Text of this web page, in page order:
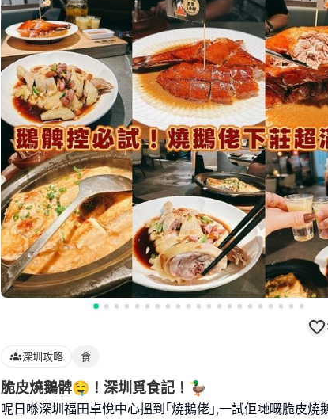
深圳攻略 食
脆皮燒鵝髀🤤！深圳覓食記！🦆
呢日喺深圳福田卓悅中心搵到｢燒鵝佬｣,一試佢哋嘅脆皮燒